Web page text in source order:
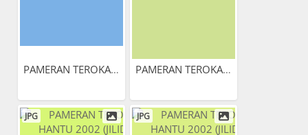
PAMERAN TEROKAI HANTU 2002... PAMERAN TEROKAI HANTU 2002...
JPG JPG